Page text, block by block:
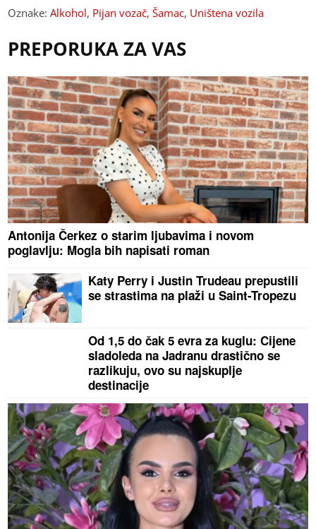
Oznake:Alkohol, Pijan vozač,Šamac, Uništena vozila
PREPORUKA ZA VAS
Antonija Čerkez o starim ljubavima i novom
poglavlju: Mogla bih napisati roman
Katy Perry i Justin Trudeau prepustili
se strastima na plaži u Saint-Tropezu
Od 1,5 do čak 5 evra za kuglu: Cijene
sladoleda na Jadranu drastično se
razlikuju, ovo su najskuplje
destinacije